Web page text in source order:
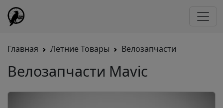
Главная Летние Товары Велозапчасти
Велозапчасти Mavic